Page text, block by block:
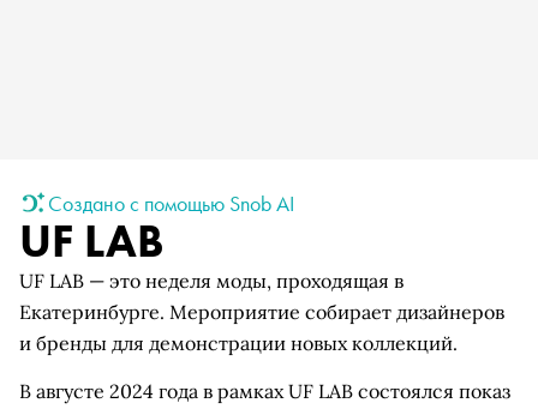
Создано с помощью Snob AI
UF LAB
UF LAB — это неделя моды, проходящая в
Екатеринбурге. Мероприятие собирает дизайнеров
и бренды для демонстрации новых коллекций.
В августе 2024 года в рамках UF LAB состоялся показ